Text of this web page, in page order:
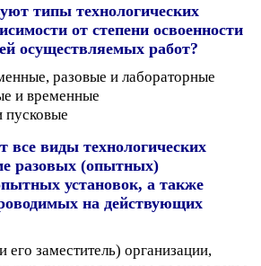
типы технологических
от степени освоенности
осуществляемых работ?
разовые и лабораторные
и временные
пусковые
все виды технологических
разовых (опытных)
установок, а также
на действующих
его заместитель) организации,